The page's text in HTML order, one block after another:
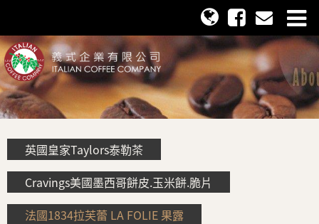
英國皇家Taylors泰勒茶
Cravings美國墨西哥餅皮.玉米餅.脆片
法國1834拉芙蕾 LA FOLIE 果露